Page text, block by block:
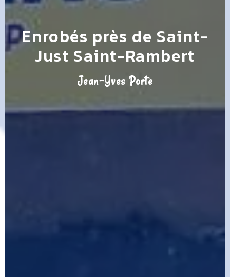
Enrobés près de Saint-
Just Saint-Rambert
Jean-Yves Porte